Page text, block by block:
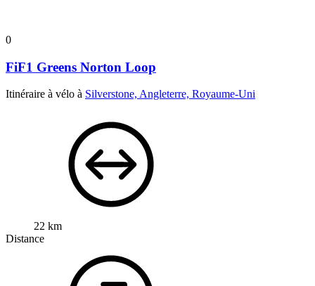
0
FiF1 Greens Norton Loop
Itinéraire à vélo à Silverstone, Angleterre, Royaume-Uni
22 km
Distance